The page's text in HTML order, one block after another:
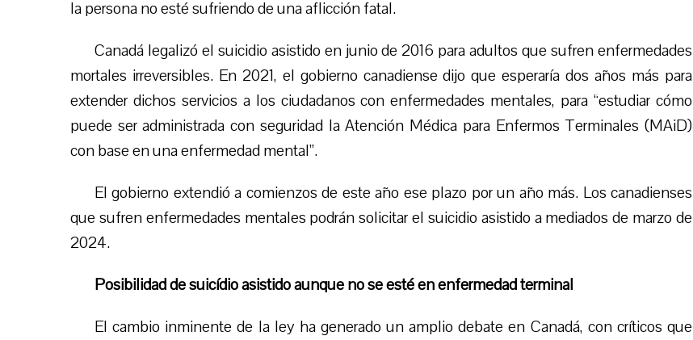
la persona no esté sufriendo de una aflicción fatal.
Canadá legalizó el suicidio asistido en junio de 2016 para adultos que sufren enfermedades
mortales irreversibles. En 2021, el gobierno canadiense dijo que esperaría dos años más para
extender dichos servicios a los ciudadanos con enfermedades mentales, para “estudiar cómo
puede ser administrada con seguridad la Atención Médica para Enfermos Terminales (MAiD)
con base en una enfermedad mental”.
El gobierno extendió a comienzos de este año ese plazo por un año más. Los canadienses
que sufren enfermedades mentales podrán solicitar el suicidio asistido a mediados de marzo de
2024.
Posibilidad de suicídio asistido aunque no se esté en enfermedad terminal
El cambio inminente de la ley ha generado un amplio debate en Canadá, con críticos que